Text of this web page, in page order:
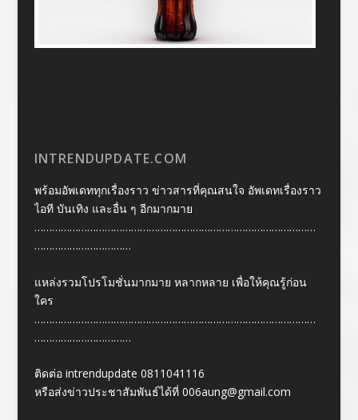
INTRENDUPDATE.COM
พร้อมอัพเดททุกเรื่องราว ข่าวสารที่คุณสนใจ อัพเดทเรื่องราว
ไอที บันเทิง และอื่น ๆ อีกมากมาย
……………………………………………………………………………………
……………………………
แหล่งรวมโปรโมชั่นมากมาย หลากหลาย เพื่อให้คุณรู้ก่อน
ใคร
……………………………………………………………………………………
……………………………
ติดต่อ intrendupdate 0811041116
หรือส่งข่าวประชาสัมพันธ์ได้ที่ 006aung@gmail.com